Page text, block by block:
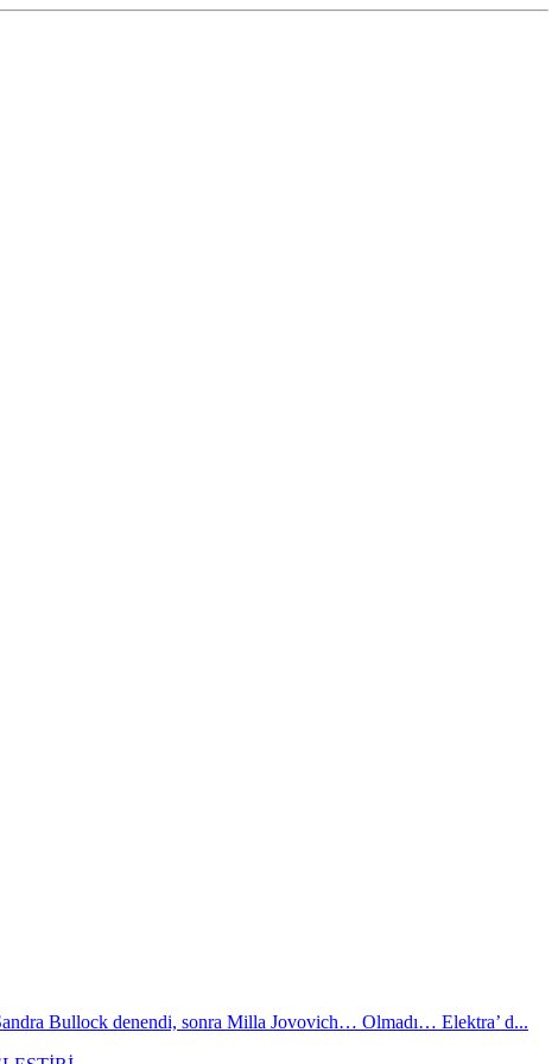
Bullock denendi, sonra Milla Jovovich… Olmadı… Elektra’ d...